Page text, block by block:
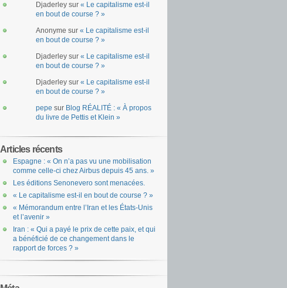
Djaderley sur « Le capitalisme est-il
en bout de course ? »
Anonyme sur « Le capitalisme est-il
en bout de course ? »
Djaderley sur « Le capitalisme est-il
en bout de course ? »
Djaderley sur « Le capitalisme est-il
en bout de course ? »
pepe sur Blog RÉALITÉ : « À propos
du livre de Pettis et Klein »
Articles récents
Espagne : « On n’a pas vu une mobilisation
comme celle-ci chez Airbus depuis 45 ans. »
Les éditions Senonevero sont menacées.
« Le capitalisme est-il en bout de course ? »
« Mémorandum entre l’Iran et les États-Unis
et l’avenir »
Iran : « Qui a payé le prix de cette paix, et qui
a bénéficié de ce changement dans le
rapport de forces ? »